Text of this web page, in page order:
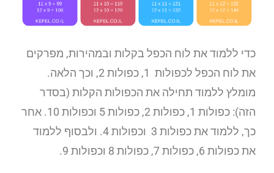
כדי ללמוד את לוח הכפל בקלות ובמהירות, מפרקים
את לוח הכפל לכפולות 1, כפולות 2, וכך הלאה.
מומלץ ללמוד תחילה את הכפולות הקלות (בסדר
הזה): כפולות 1, כפולות 2, כפולות 5 וכפולות 10. אחר
כך, ללמוד את כפולות 3 וכפולות 4. ולבסוף ללמוד
את כפולות 6, כפולות 7, כפולות 8 וכפולות 9.